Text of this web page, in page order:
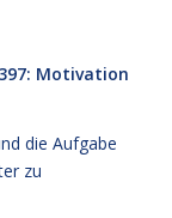
Motivation
die Aufgabe
zu